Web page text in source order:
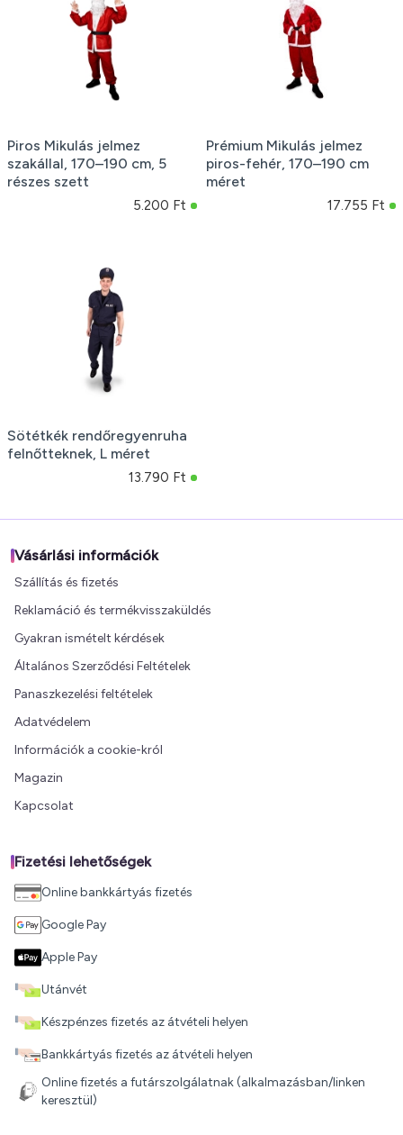
Piros Mikulás jelmez
szakállal, 170–190 cm, 5
részes szett
5.200 Ft
Prémium Mikulás jelmez
piros-fehér, 170–190 cm
méret
17.755 Ft
Sötétkék rendőregyenruha
felnőtteknek, L méret
13.790 Ft
Vásárlási információk
Szállítás és fizetés
Reklamáció és termékvisszaküldés
Gyakran ismételt kérdések
Általános Szerződési Feltételek
Panaszkezelési feltételek
Adatvédelem
Információk a cookie-król
Magazin
Kapcsolat
Fizetési lehetőségek
Online bankkártyás fizetés
Google Pay
Apple Pay
Utánvét
Készpénzes fizetés az átvételi helyen
Bankkártyás fizetés az átvételi helyen
Online fizetés a futárszolgálatnak (alkalmazásban/linken
keresztül)